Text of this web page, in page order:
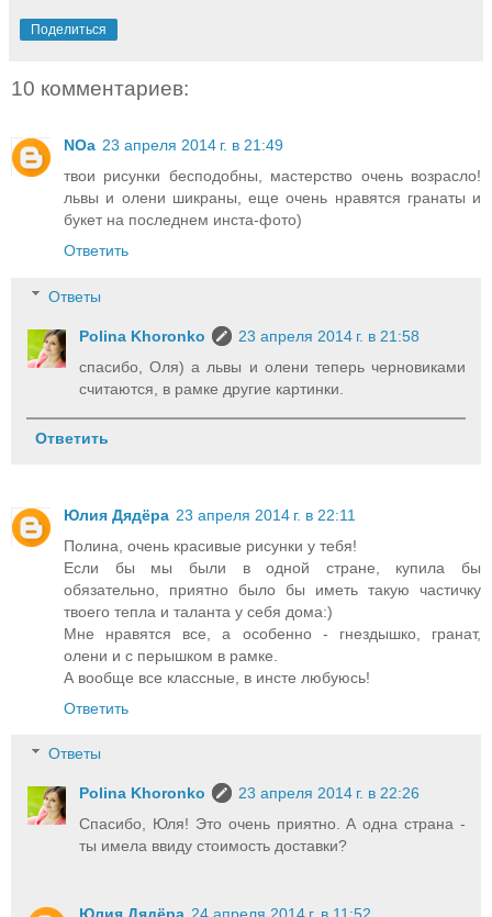
Поделиться
10 комментариев:
NOa 23 апреля 2014 г. в 21:49
твои рисунки бесподобны, мастерство очень возрасло!
львы и олени шикраны, еще очень нравятся гранаты и
букет на последнем инста-фото)
Ответить
Ответы
Polina Khoronko
23 апреля 2014 г. в 21:58
спасибо, Оля) а львы и олени теперь черновиками
считаются, в рамке другие картинки.
Ответить
Юлия Дядёра 23 апреля 2014 г. в 22:11
Полина, очень красивые рисунки у тебя!
Если бы мы были в одной стране, купила бы
обязательно, приятно было бы иметь такую частичку
твоего тепла и таланта у себя дома:)
Мне нравятся все, а особенно - гнездышко, гранат,
олени и с перышком в рамке.
А вообще все классные, в инсте любуюсь!
Ответить
Ответы
Polina Khoronko
23 апреля 2014 г. в 22:26
Спасибо, Юля! Это очень приятно. А одна страна -
ты имела ввиду стоимость доставки?